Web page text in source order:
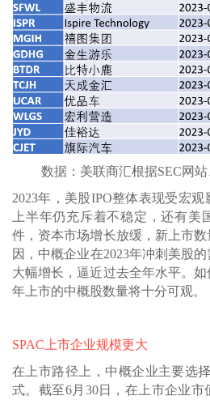
数据：美联商汇根据SEC网
2023年，美股IPO整体表现受宏观
上半年仍充斥着不稳定，还有美
件，资本市场增长放缓，新上市
因，中概企业在2023年冲刺美股
大幅增长，逼近过去全年水平。
年上市的中概股数量将十分可观。
SPAC上市企业规模更大
在上市路径上，中概企业主要选
式。截至6月30日，在上市企业市